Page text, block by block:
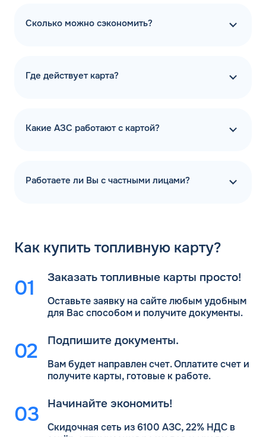
Сколько можно сэкономить?
Где действует карта?
Какие АЗС работают с картой?
Работаете ли Вы с частными лицами?
Как купить топливную карту?
Заказать топливные карты просто!
Оставьте заявку на сайте любым удобным
для Васспособом и получите документы.
Подпишите документы.
Вам будет направлен счет. Оплатите счет и
получите карты, готовые к работе.
Начинайте экономить!
Скидочная сеть из 6100 АЗС, 22% НДС в